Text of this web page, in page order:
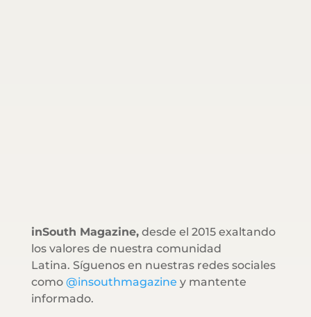
inSouth Magazine,desde el 2015 exaltando
los valores de nuestra comunidad
Latina. Síguenos en nuestras redes sociales
como @insouthmagazine y mantente
informado.